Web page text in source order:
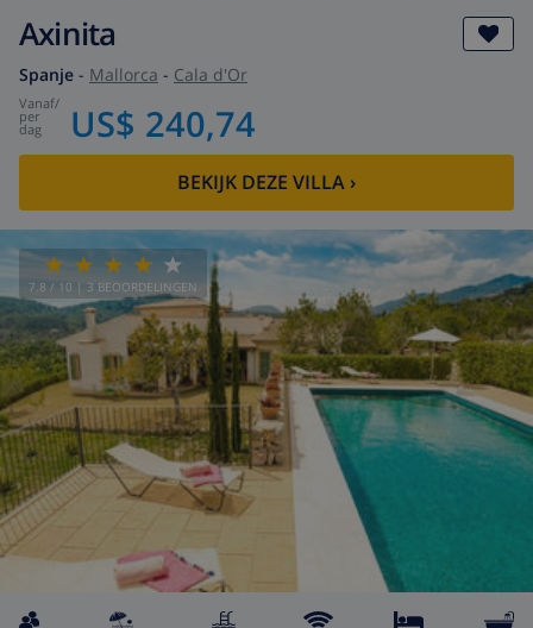
Axinita
Spanje - Mallorca - Cala d'Or
vanaf/
per
dag US$ 240,74
BEKIJK DEZE VILLA ›
7.8 / 10 | 3 BEOORDELINGEN